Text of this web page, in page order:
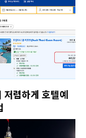
저렴하게 호텔예